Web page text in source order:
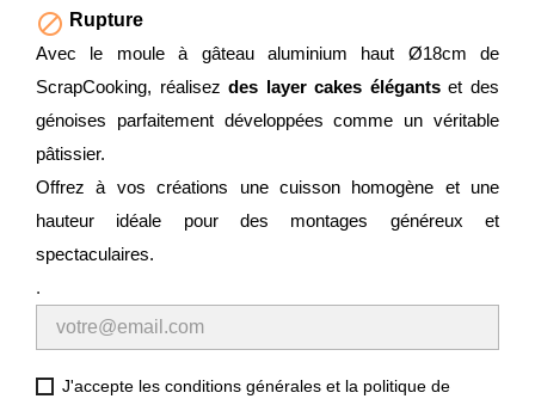
 Rupture
Avec le moule à gâteau aluminium haut Ø18cm de
ScrapCooking, réalisezdes layer cakes élégantset des
génoises parfaitement développées comme un véritable
pâtissier.
Offrez à vos créations une cuisson homogène et une
hauteur idéale pour des montages généreux et
spectaculaires.
.
J'accepte les conditions générales et la politique de